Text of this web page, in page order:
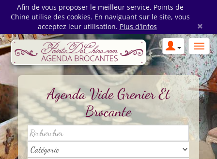
Afin de vous proposer le meilleur service, Points de
Chine utilise des cookies. En naviguant sur le site, vous
acceptez leur utilisation. Plus d'infos ×
Agenda Vide Grenier Et
Brocante